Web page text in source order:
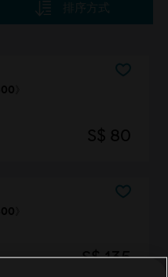
排序方式
》
S$ 80
》
S$ 135